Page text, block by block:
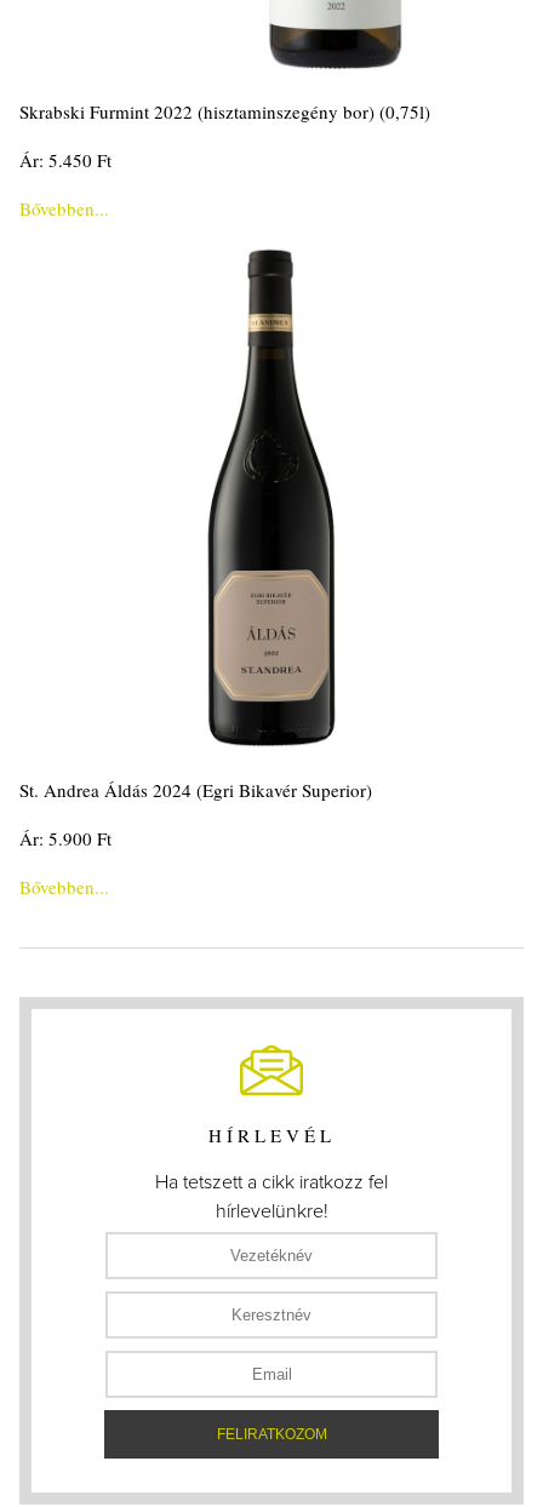
Skrabski Furmint 2022 (hisztaminszegény bor) (0,75l)
Ár: 5.450 Ft
Bővebben...
St. Andrea Áldás 2024 (Egri Bikavér Superior)
Ár: 5.900 Ft
Bővebben...
HÍRLEVÉL
Ha tetszett a cikk iratkozz fel
hírlevelünkre!